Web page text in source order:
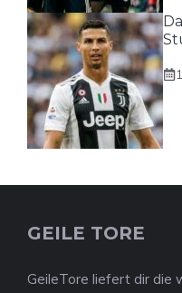
GEILE TORE
GeileTore liefert dir die